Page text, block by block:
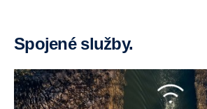
Spojené služby.